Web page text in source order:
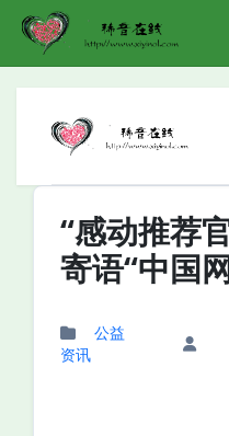
“感动推荐
寄语“中国
公益
资讯